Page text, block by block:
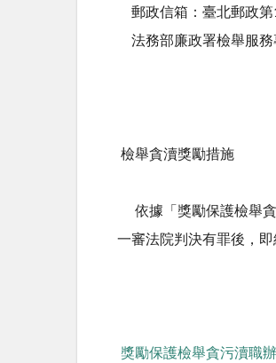
郵政信箱：臺北郵政第
法務部廉政署檢舉服務
檢舉貪瀆獎勵措施
依據「獎勵保護檢舉貪
一審法院判決有罪後，
獎勵保護檢舉貪污瀆職